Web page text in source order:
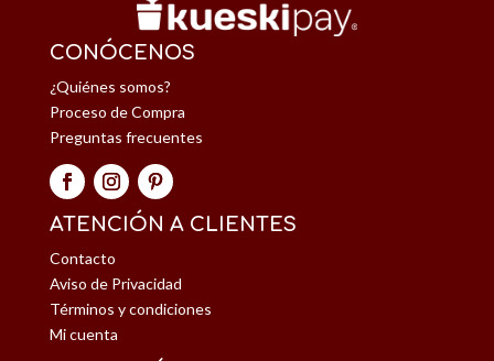
CONÓCENOS
¿Quiénes somos?
Proceso de Compra
Preguntas frecuentes
ATENCIÓN A CLIENTES
Contacto
Aviso de Privacidad
Términos y condiciones
Mi cuenta